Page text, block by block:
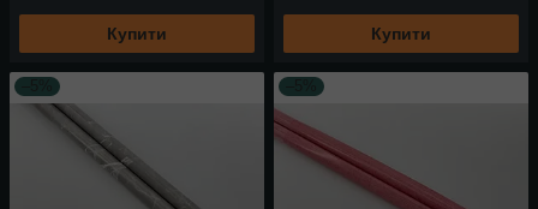
Купити Купити